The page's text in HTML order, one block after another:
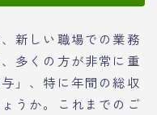
新しい職場での業務
多くの方が非常に重
」、特に年間の総収
うか。これまでのご